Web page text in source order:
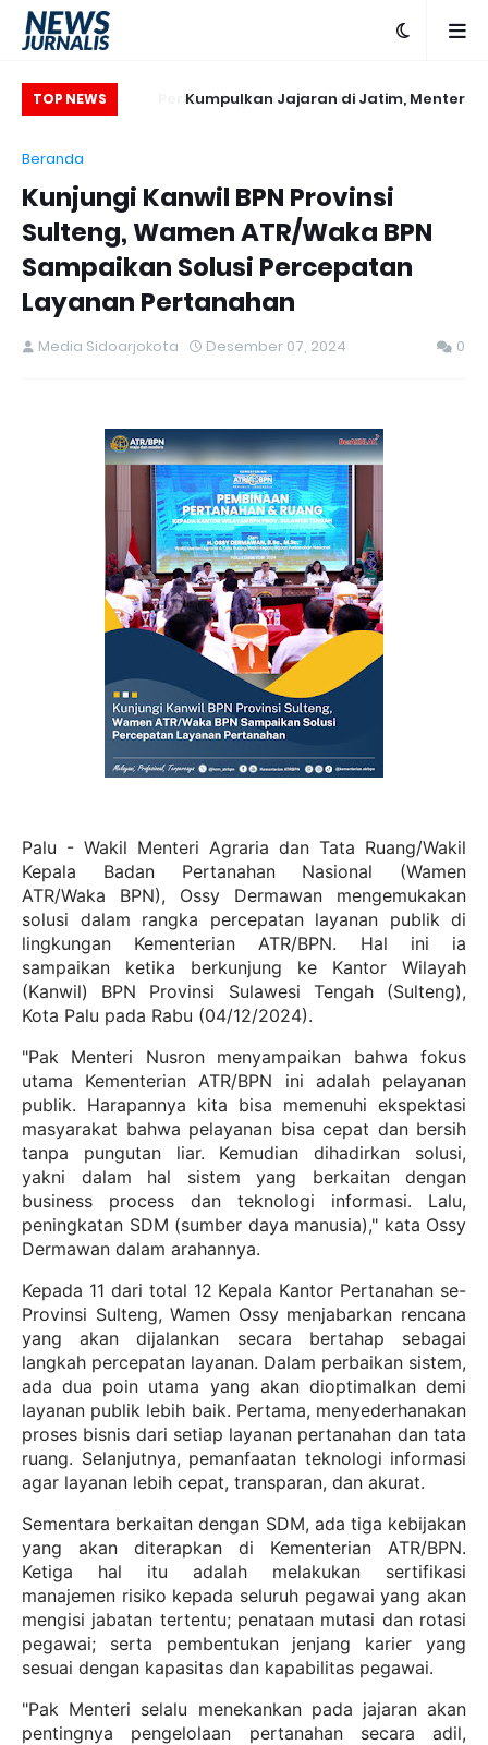
TOP NEWS
Kumpulkan Jajaran di Jatim, Menteri
Rakyat sebagai Raja yang Harus Dilayani
Beranda
Kunjungi Kanwil BPN Provinsi
Sulteng, Wamen ATR/Waka BPN
Sampaikan Solusi Percepatan
Layanan Pertanahan
Media Sidoarjokota Desember 07, 2024 0
Palu - Wakil Menteri Agraria dan Tata Ruang/Wakil
Kepala Badan Pertanahan Nasional (Wamen
ATR/Waka BPN), Ossy Dermawan mengemukakan
solusi dalam rangka percepatan layanan publik di
lingkungan Kementerian ATR/BPN. Hal ini ia
sampaikan ketika berkunjung ke Kantor Wilayah
(Kanwil) BPN Provinsi Sulawesi Tengah (Sulteng),
Kota Palu pada Rabu (04/12/2024).
"Pak Menteri Nusron menyampaikan bahwa fokus
utama Kementerian ATR/BPN ini adalah pelayanan
publik. Harapannya kita bisa memenuhi ekspektasi
masyarakat bahwa pelayanan bisa cepat dan bersih
tanpa pungutan liar. Kemudian dihadirkan solusi,
yakni dalam hal sistem yang berkaitan dengan
business process dan teknologi informasi. Lalu,
peningkatan SDM (sumber daya manusia)," kata Ossy
Dermawan dalam arahannya.
Kepada 11 dari total 12 Kepala Kantor Pertanahan se-
Provinsi Sulteng, Wamen Ossy menjabarkan rencana
yang akan dijalankan secara bertahap sebagai
langkah percepatan layanan. Dalam perbaikan sistem,
ada dua poin utama yang akan dioptimalkan demi
layanan publik lebih baik. Pertama, menyederhanakan
proses bisnis dari setiap layanan pertanahan dan tata
ruang. Selanjutnya, pemanfaatan teknologi informasi
agar layanan lebih cepat, transparan, dan akurat.
Sementara berkaitan dengan SDM, ada tiga kebijakan
yang akan diterapkan di Kementerian ATR/BPN.
Ketiga hal itu adalah melakukan sertifikasi
manajemen risiko kepada seluruh pegawai yang akan
mengisi jabatan tertentu; penataan mutasi dan rotasi
pegawai; serta pembentukan jenjang karier yang
sesuai dengan kapasitas dan kapabilitas pegawai.
"Pak Menteri selalu menekankan pada jajaran akan
pentingnya pengelolaan pertanahan secara adil,